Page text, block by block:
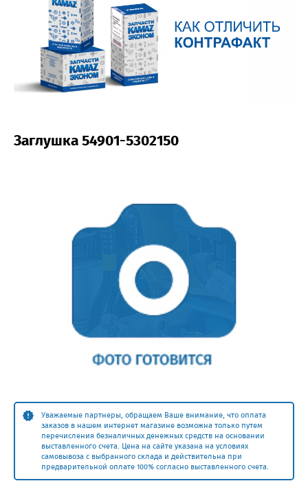
Заглушка 54901-5302150
Уважаемые партнеры, обращаем Ваше внимание, что оплата
заказов в нашем интернет магазине возможна только путем
перечисления безналичных денежных средств на основании
выставленного счета. Цена на сайте указана на условиях
самовывоза с выбранного склада и действительна при
предварительной оплате 100% согласно выставленного счета.